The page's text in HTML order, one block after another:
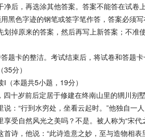
净后，再选涂其他答案。答案不能答在试卷
色字迹的钢笔或签字笔作答，答案必须写
划掉原来的答案，然后再写上新答案；不准
卡的整洁。考试结束后，将试卷和答题卡
分）
本题共5小题，19分）
岁前后定居于修建在终南山里的辋川别
说：“行到水穷处，坐看云起时。”他独自一
享受自然风光之美吗？不是。被人称为“宋
首诗，他说：“此诗造意之妙，至与造物相